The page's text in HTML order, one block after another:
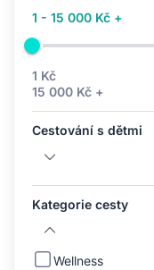
1 - 15 000 Kč +
1 Kč
15 000 Kč +
Cestování s dětmi
Kategorie cesty
Wellness